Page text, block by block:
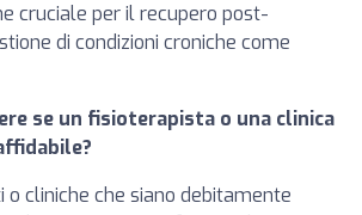
cruciale per il recupero post-
di condizioni croniche come
se un fisioterapista o una clinica
o cliniche che siano debitamente